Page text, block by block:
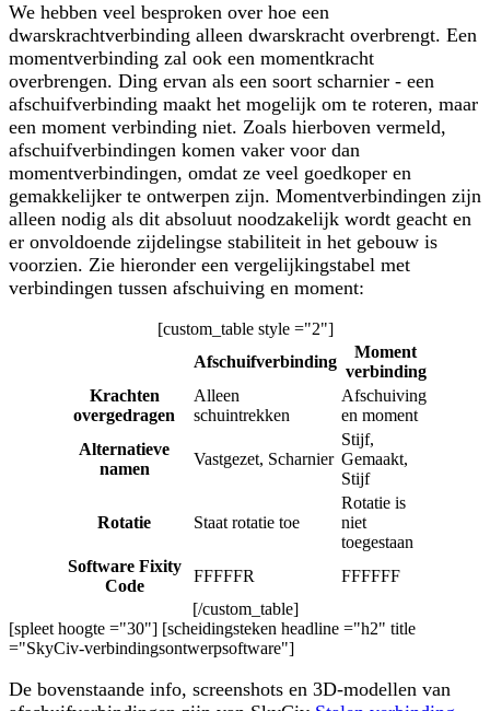
We hebben veel besproken over hoe een
dwarskrachtverbinding alleen dwarskracht overbrengt. Een
momentverbinding zal ook een momentkracht
overbrengen. Ding ervan als een soort scharnier - een
afschuifverbinding maakt het mogelijk om te roteren, maar
een moment verbinding niet. Zoals hierboven vermeld,
afschuifverbindingen komen vaker voor dan
momentverbindingen, omdat ze veel goedkoper en
gemakkelijker te ontwerpen zijn. Momentverbindingen zijn
alleen nodig als dit absoluut noodzakelijk wordt geacht en
er onvoldoende zijdelingse stabiliteit in het gebouw is
voorzien. Zie hieronder een vergelijkingstabel met
verbindingen tussen afschuiving en moment:
[custom_table style ="2"]
Afschuifverbinding
Moment
verbinding
Krachten
overgedragen
Alleen
schuintrekken
Afschuiving
en moment
Alternatieve
namen
Vastgezet, Scharnier
Stijf,
Gemaakt,
Stijf
Rotatie Staat rotatie toe
Rotatie is
niet
toegestaan
Software Fixity
Code
FFFFFR
FFFFFF
[/custom_table]
[spleet hoogte ="30"] [scheidingsteken headline ="h2" title
="SkyCiv-verbindingsontwerpsoftware"]
De bovenstaande info, screenshots en 3D-modellen van